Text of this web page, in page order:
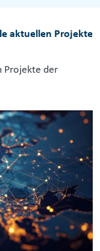
Projekte der
aktuellen Projekte